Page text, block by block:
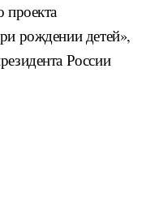
проекта
рождении детей»,
России